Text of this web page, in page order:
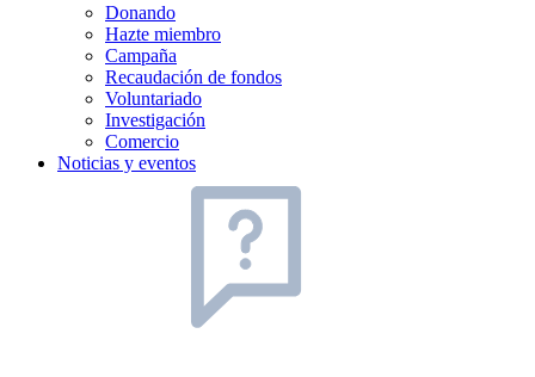
Donando
Hazte miembro
Campaña
Recaudación de fondos
Voluntariado
Investigación
Comercio
Noticias y eventos